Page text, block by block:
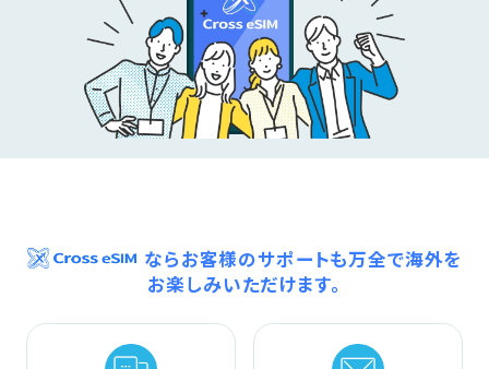
ならお客様のサポートも万全で海外を
お楽しみいただけます。